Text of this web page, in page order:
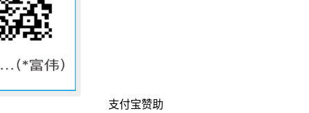
支付宝赞助